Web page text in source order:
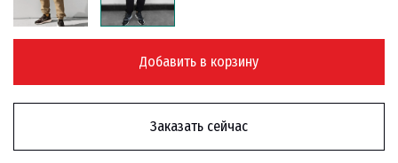
Добавить в корзину
Заказать сейчас